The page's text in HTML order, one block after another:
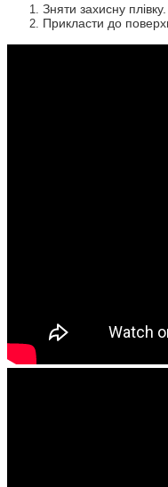
Зняти захисну плівку.
Прикласти до